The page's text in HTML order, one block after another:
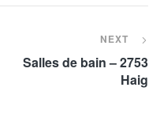
NEXT
Salles de bain – 2753
Haig